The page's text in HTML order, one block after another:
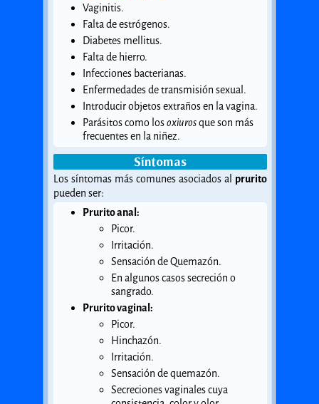
Vaginitis.
Falta de estrógenos.
Diabetes mellitus.
Falta de hierro.
Infecciones bacterianas.
Enfermedades de transmisión sexual.
Introducir objetos extraños en la vagina.
Parásitos como losoxiurosque son más
frecuentes en la niñez.
Síntomas
Los síntomas más comunes asociados al prurito
pueden ser:
Prurito anal:
Picor.
Irritación.
Sensación de Quemazón.
En algunos casos secreción o
sangrado.
Prurito vaginal:
Picor.
Hinchazón.
Irritación.
Sensación de quemazón.
Secreciones vaginales cuya